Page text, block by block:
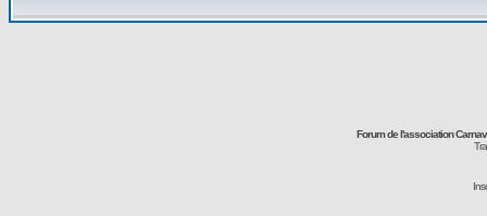
Forum de l'association